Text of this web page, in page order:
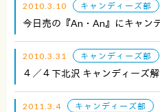
2010.3.10 キャンディーズ部
今日売の『an・an』にキャン
2010.3.31 キャンディーズ部
４／４下北沢 キャンディーズ
2011.3.4 キャンディーズ部